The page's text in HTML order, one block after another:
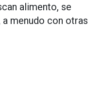
alimento, se
a menudo con otras